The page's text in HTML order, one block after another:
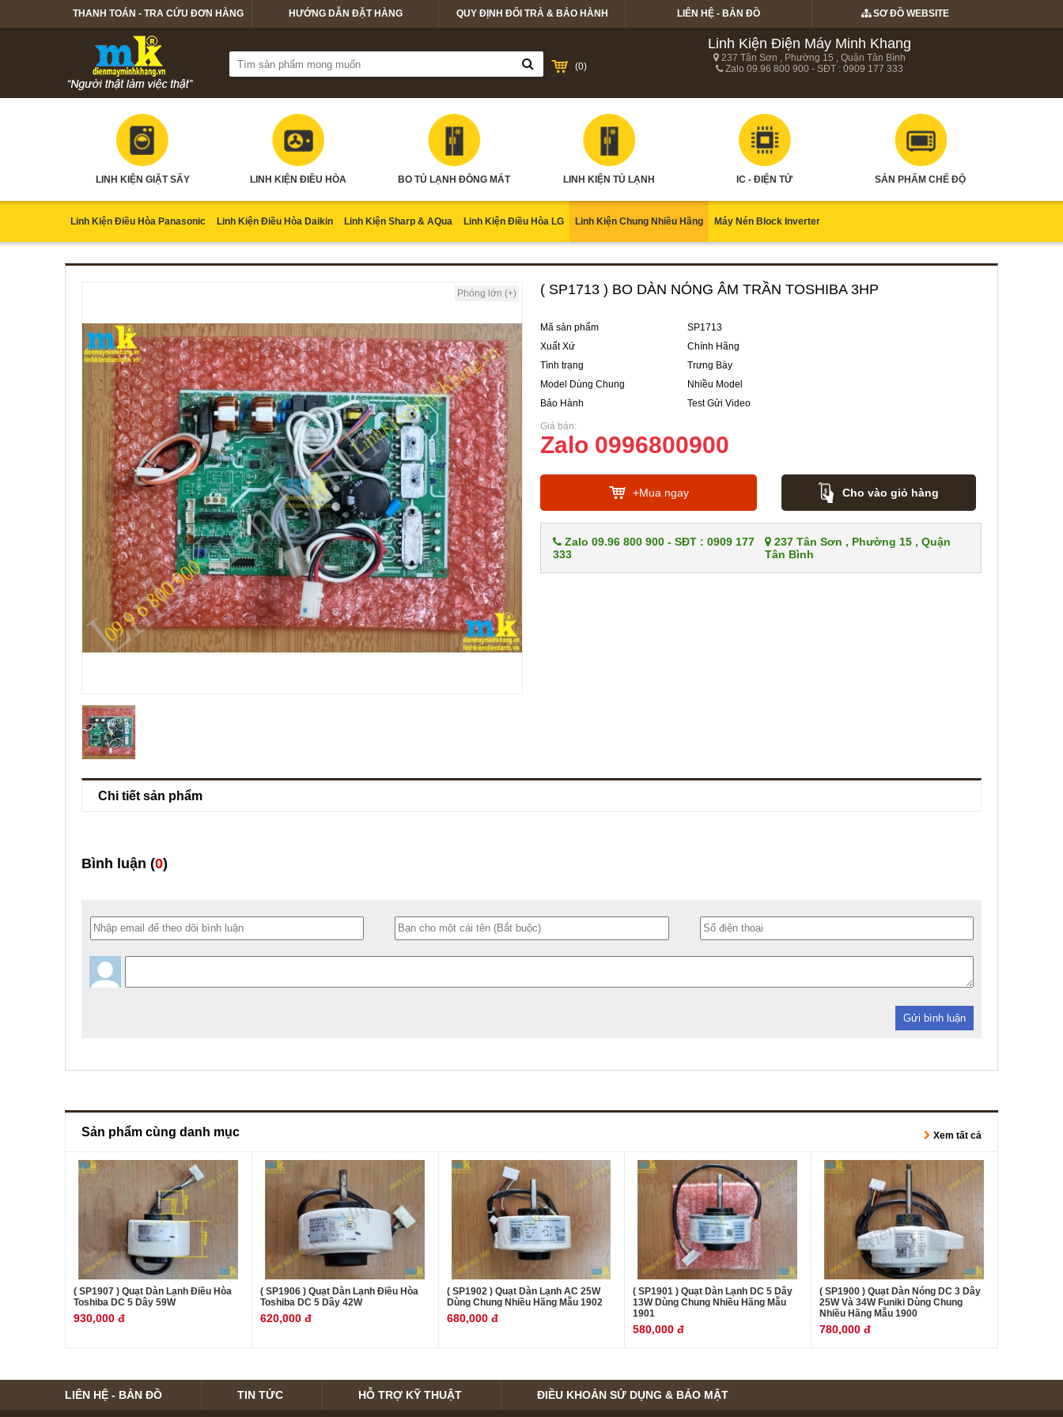
THANH TOÁN - TRA CỨU ĐƠN HÀNG HƯỚNG DẪN ĐẶT HÀNG QUY ĐỊNH ĐỔI TRẢ & BẢO HÀNH LIÊN HỆ - BẢN ĐỒ SƠ ĐỒ WEBSITE
(0)
Linh Kiện Điện Máy Minh Khang
237 Tân Sơn , Phường 15 , Quận Tân Bình
Zalo 09.96 800 900 - SĐT : 0909 177 333
LINH KIỆN GIẶT SẤY LINH KIỆN ĐIỀU HÒA BO TỦ LẠNH ĐÔNG MÁT LINH KIỆN TỦ LẠNH IC - ĐIỆN TỬ SẢN PHẨM CHẾ ĐỘ
Linh Kiện Điều Hòa Panasonic Linh Kiện Điều Hòa Daikin Linh Kiện Sharp & AQua Linh Kiện Điều Hòa LG Linh Kiện Chung Nhiều Hãng Máy Nén Block Inverter
Phóng lớn (+) ( SP1713 ) BO DÀN NÓNG ÂM TRẦN TOSHIBA 3HP
Mã sản phẩm
SP1713
Xuất Xứ
Chính Hãng
Tình trạng
Trưng Bày
Model Dùng Chung
Nhiều Model
Bảo Hành
Test Gửi Video
Giá bán:
Zalo 0996800900
+Mua ngay Cho vào giỏ hàng
Zalo 09.96 800 900 - SĐT : 0909 177
333
237 Tân Sơn , Phường 15 , Quận
Tân Bình
Chi tiết sản phẩm
Bình luận (0)
Gửi bình luận
Sản phẩm cùng danh mục Xem tất cả
( SP1907 ) Quạt Dàn Lạnh Điều Hòa
Toshiba DC 5 Dây 59W
930,000 đ
( SP1906 ) Quạt Dàn Lạnh Điều Hòa
Toshiba DC 5 Dây 42W
620,000 đ
( SP1902 ) Quạt Dàn Lạnh AC 25W
Dùng Chung Nhiều Hãng Mẫu 1902
680,000 đ
( SP1901 ) Quạt Dàn Lạnh DC 5 Dây
13W Dùng Chung Nhiều Hãng Mẫu
1901
580,000 đ
( SP1900 ) Quạt Dàn Nóng DC 3 Dây
25W Và 34W Funiki Dùng Chung
Nhiều Hãng Mẫu 1900
780,000 đ
LIÊN HỆ - BẢN ĐỒ TIN TỨC HỖ TRỢ KỸ THUẬT ĐIỀU KHOẢN SỬ DỤNG & BẢO MẬT